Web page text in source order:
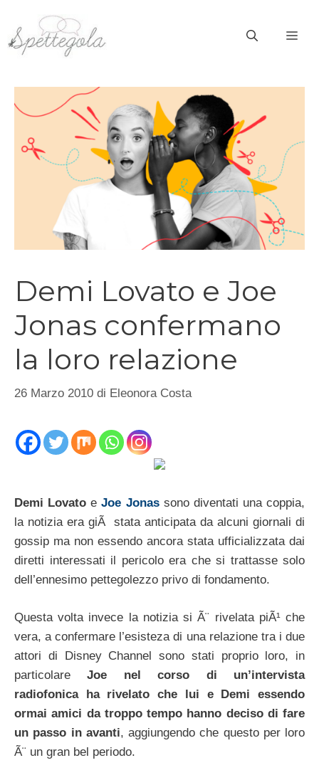
contenuto
Demi Lovato e Joe
Jonas confermano
la loro relazione
26 Marzo 2010 di Eleonora Costa
Demi Lovato eJoe Jonassono diventati una coppia,
la notizia era giÃ stata anticipata da alcuni giornali di
gossip ma non essendo ancora stata ufficializzata dai
diretti interessati il pericolo era che si trattasse solo
dell’ennesimo pettegolezzo privo di fondamento.
Questa volta invece la notizia si Ã¨ rivelata piÃ¹ che
vera, a confermare l’esisteza di una relazione tra i due
attori di Disney Channel sono stati proprio loro, in
particolareJoe nel corso di un’intervista
radiofonica ha rivelato che lui e Demi essendo
ormai amici da troppo tempo hanno deciso di fare
un passo in avanti, aggiungendo che questo per loro
Ã¨ un gran bel periodo.